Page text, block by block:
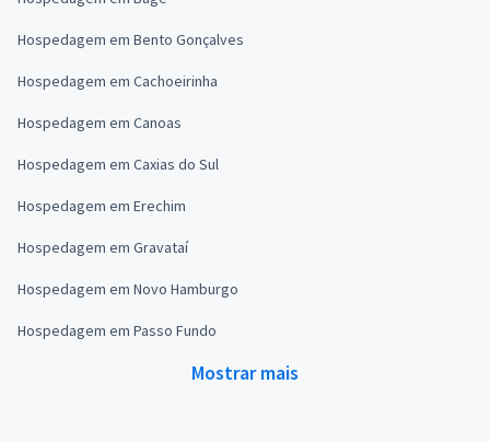
Hospedagem em Bento Gonçalves
Hospedagem em Cachoeirinha
Hospedagem em Canoas
Hospedagem em Caxias do Sul
Hospedagem em Erechim
Hospedagem em Gravataí
Hospedagem em Novo Hamburgo
Hospedagem em Passo Fundo
Mostrar mais